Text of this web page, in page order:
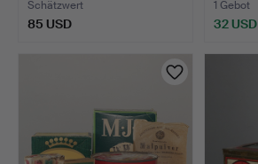
Schätzwert
85 USD
1 Gebot
32 USD